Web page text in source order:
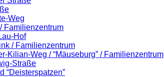
Weg
Familienzentrum
Hof
/ Familienzentrum
Kilian-Weg / “Mäuseburg” / Familienzentrum
Straße
“Deisterspatzen”